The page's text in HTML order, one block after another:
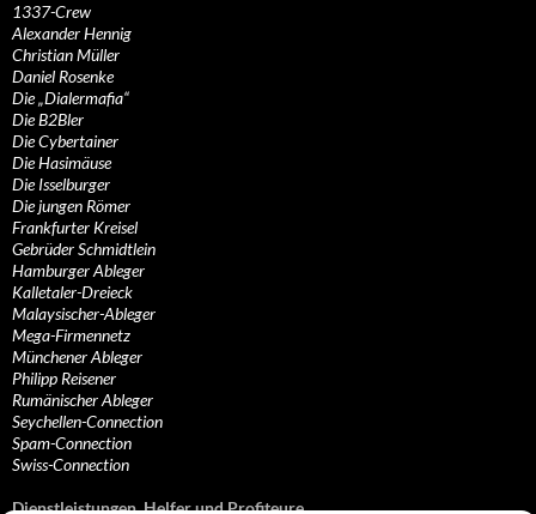
1337-Crew
Alexander Hennig
Christian Müller
Daniel Rosenke
Die „Dialermafia“
Die B2Bler
Die Cybertainer
Die Hasimäuse
Die Isselburger
Die jungen Römer
Frankfurter Kreisel
Gebrüder Schmidtlein
Hamburger Ableger
Kalletaler-Dreieck
Malaysischer-Ableger
Mega-Firmennetz
Münchener Ableger
Philipp Reisener
Rumänischer Ableger
Seychellen-Connection
Spam-Connection
Swiss-Connection
Dienstleistungen, Helfer und Profiteure